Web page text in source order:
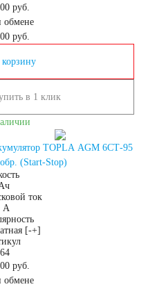
руб.
обмене
руб.
в 1 клик
TOPLA AGM 6СТ-95
(Start-Stop)
ток
А
[-+]
руб.
обмене